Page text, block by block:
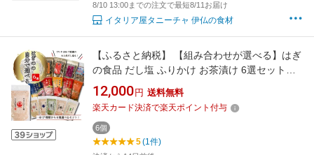
8/10 13:00までの注文で最短8/11お届け
イタリア屋タニーチャ 伊仏の食材
【ふるさと納税】 【組み合わせが選べる】はぎ
の食品 だし塩 ふりかけ お茶漬け 6選セット｜
のどぐろ 鯛 あご あおさ しじみ 昆布 山葵 雲丹
バター 明太子 うなぎ えび ごはんのお供 おにぎ
り お吸い物 常温保存 ギフト 愛媛県 松前町 送
料無料
12,000 円 送料無料
楽天カード決済で楽天ポイント付与
6個
5(1件)